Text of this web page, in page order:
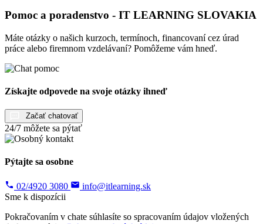
Pomoc a poradenstvo - IT LEARNING SLOVAKIA
Máte otázky o našich kurzoch, termínoch, financovaní cez úrad
práce alebo firemnom vzdelávaní? Pomôžeme vám hneď.
Získajte odpovede na svoje otázky ihneď
Začať chatovať
24/7 môžete sa pýtať
Pýtajte sa osobne
02/4920 3080
info@itlearning.sk
Sme k dispozícii
Pokračovaním v chate súhlasíte so spracovaním údajov vložených